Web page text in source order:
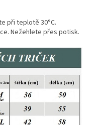
při teplotě 30°C.
Nežehlete přes potisk.